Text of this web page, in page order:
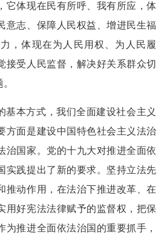
它体现在民有所呼、我有所应，体
意志、保障人民权益、增进民生福
，体现在为人民用权、为人民履
接受人民监督，解决好关系群众切
基本方式，我们全面建设社会主义
方面是建设中国特色社会主义法治
治国家。党的十九大对推进全面依
实践提出了新的要求。坚持立法先
推动作用，在法治下推进改革、在
用好宪法法律赋予的监督权，把保
为推进全面依法治国的重要抓手，